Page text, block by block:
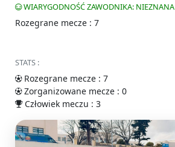
WIARYGODNOŚĆ ZAWODNIKA: NIEZNANA
Rozegrane mecze : 7
STATS :
Rozegrane mecze : 7
Zorganizowane mecze : 0
Człowiek meczu : 3